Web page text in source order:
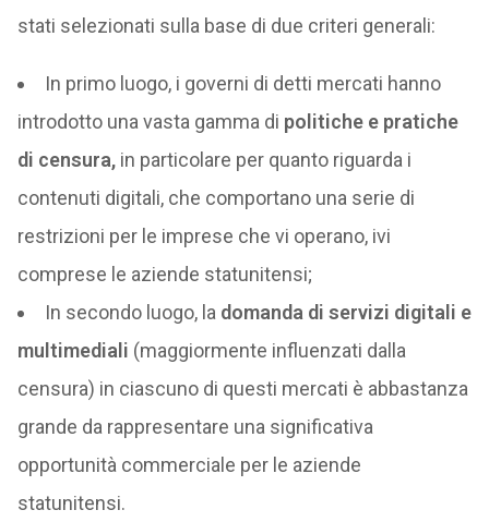
stati selezionati sulla base di due criteri generali:
In primo luogo, i governi di detti mercati hanno
introdotto una vasta gamma di politiche e pratiche
di censura,in particolare per quanto riguarda i
contenuti digitali, che comportano una serie di
restrizioni per le imprese che vi operano, ivi
comprese le aziende statunitensi;
In secondo luogo, la domanda di servizi digitali e
multimediali (maggiormente influenzati dalla
censura) in ciascuno di questi mercati è abbastanza
grande da rappresentare una significativa
opportunità commerciale per le aziende
statunitensi.